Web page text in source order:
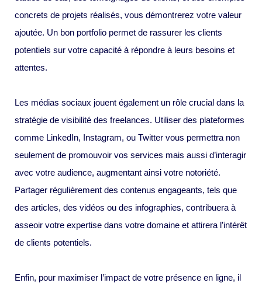
concrets de projets réalisés, vous démontrerez votre valeur
ajoutée. Un bon portfolio permet de rassurer les clients
potentiels sur votre capacité à répondre à leurs besoins et
attentes.
Les médias sociaux jouent également un rôle crucial dans la
stratégie de visibilité des freelances. Utiliser des plateformes
comme LinkedIn, Instagram, ou Twitter vous permettra non
seulement de promouvoir vos services mais aussi d’interagir
avec votre audience, augmentant ainsi votre notoriété.
Partager régulièrement des contenus engageants, tels que
des articles, des vidéos ou des infographies, contribuera à
asseoir votre expertise dans votre domaine et attirera l’intérêt
de clients potentiels.
Enfin, pour maximiser l’impact de votre présence en ligne, il